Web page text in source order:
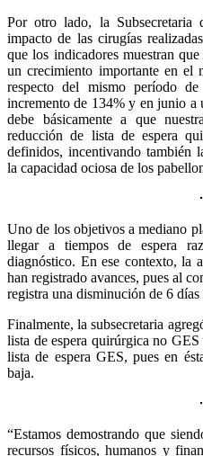
Por otro lado, la Subsecretaria
impacto de las cirugías
que los indicadores muestran
un crecimiento importante en el
respecto del mismo período
incremento de 134% y en junio a
debe básicamente a que
reducción de lista de espera
definidos, incentivando también
la capacidad ociosa de los
Uno de los objetivos a mediano
llegar a tiempos de espera
diagnóstico. En ese contexto, la
han registrado avances, pues al
registra una disminución de 6
Finalmente, la subsecretaria
lista de espera quirúrgica no
lista de espera GES, pues en
baja.
“Estamos demostrando que
recursos físicos, humanos y